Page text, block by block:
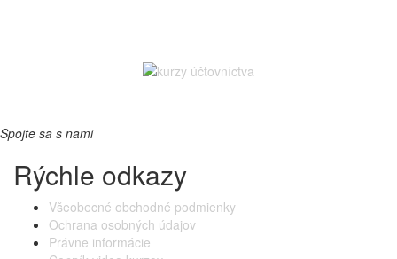
Spojte sa s nami
Rýchle odkazy
Všeobecné obchodné podmienky
Ochrana osobných údajov
Právne informácie